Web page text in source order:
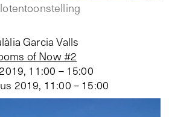
of Now #2
Garcia Valls
11:00 – 15:00
2019, 11:00 – 15:00